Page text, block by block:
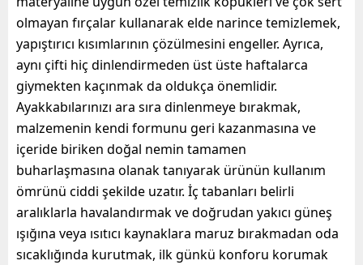
olmayan fırçalar kullanarak elde narince temizlemek,
yapıştırıcı kısımlarının çözülmesini engeller. Ayrıca,
aynı çifti hiç dinlendirmeden üst üste haftalarca
giymekten kaçınmak da oldukça önemlidir.
Ayakkabılarınızı ara sıra dinlenmeye bırakmak,
malzemenin kendi formunu geri kazanmasına ve
içeride biriken doğal nemin tamamen
buharlaşmasına olanak tanıyarak ürünün kullanım
ömrünü ciddi şekilde uzatır. İç tabanları belirli
aralıklarla havalandırmak ve doğrudan yakıcı güneş
ışığına veya ısıtıcı kaynaklara maruz bırakmadan oda
sıcaklığında kurutmak, ilk günkü konforu korumak